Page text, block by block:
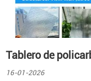
Tablero de
16-01-2026